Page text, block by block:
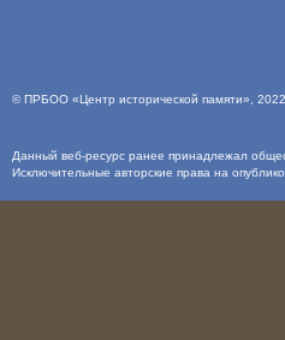
©ПРБОО «Центр исторической памяти» ,
Данный веб-ресурс ранее принадлежал
Исключительные авторские права на